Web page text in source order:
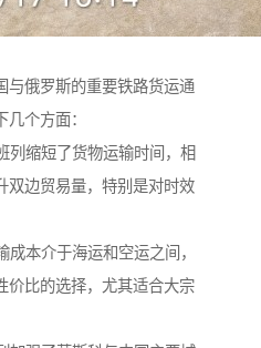
与俄罗斯的重要铁路货运通
个方面：
列缩短了货物运输时间，相
双边贸易量，特别是对时效
本介于海运和空运之间，
价比的选择，尤其适合大宗